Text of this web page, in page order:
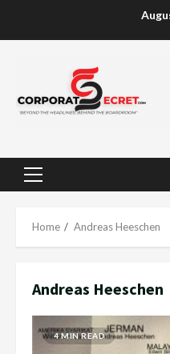
Primary
Home Andreas Heeschen
Andreas Heeschen
4 MIN READ